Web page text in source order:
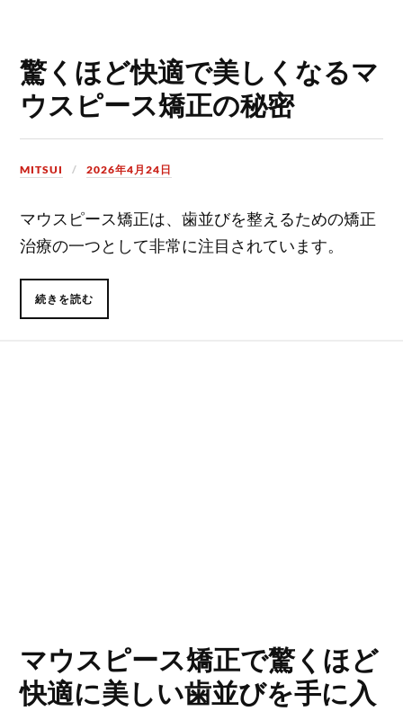
驚くほど快適で美しくなるマ
ウスピース矯正の秘密
MITSUI 2026年4月24日
マウスピース矯正は、歯並びを整えるための矯正
治療の一つとして非常に注目されています。
続きを読む
マウスピース矯正で驚くほど
快適に美しい歯並びを手に入